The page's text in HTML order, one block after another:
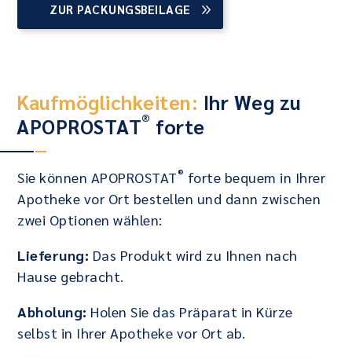
ZUR PACKUNGSBEILAGE
Kaufmöglichkeiten: Ihr Weg zu
APOPROSTAT® forte
Sie können APOPROSTAT® forte bequem in Ihrer
Apotheke vor Ort bestellen und dann zwischen
zwei Optionen wählen:
Lieferung: Das Produkt wird zu Ihnen nach
Hause gebracht.
Abholung: Holen Sie das Präparat in Kürze
selbst in Ihrer Apotheke vor Ort ab.